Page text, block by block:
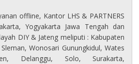
offline, Kantor LHS & PARTNERS
Yogyakarta Jawa Tengah dan
DIY & Jateng meliputi : Kabupaten
Wonosari Gunungkidul, Wates
Delanggu, Solo, Surakarta,